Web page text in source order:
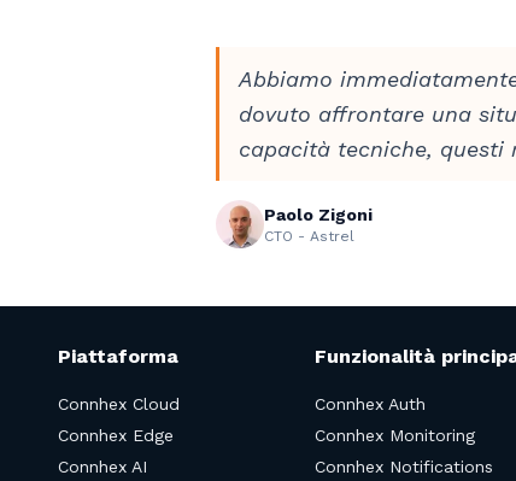
Abbiamo
dovuto affrontare una
capacità tecniche, questi
Paolo Zigoni
CTO - Astrel
Piattaforma
Connhex Cloud
Connhex Edge
Connhex AI
Funzionalità
Connhex Auth
Connhex Monitoring
Connhex Notifications